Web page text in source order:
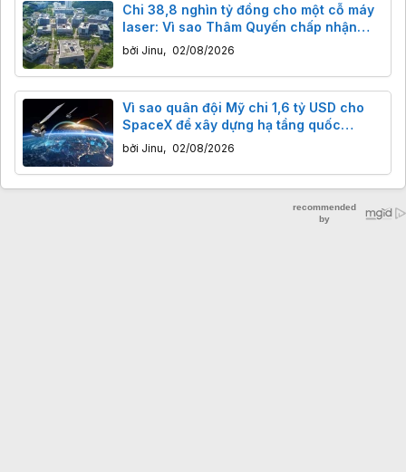
Chi 38,8 nghìn tỷ đồng cho một cỗ máy
laser: Vì sao Thâm Quyến chấp nhận
"mài kiếm" cả trăm năm
bởi Jinu, 02/08/2026
Vì sao quân đội Mỹ chi 1,6 tỷ USD cho
SpaceX để xây dựng hạ tầng quốc
phòng?
bởi Jinu, 02/08/2026